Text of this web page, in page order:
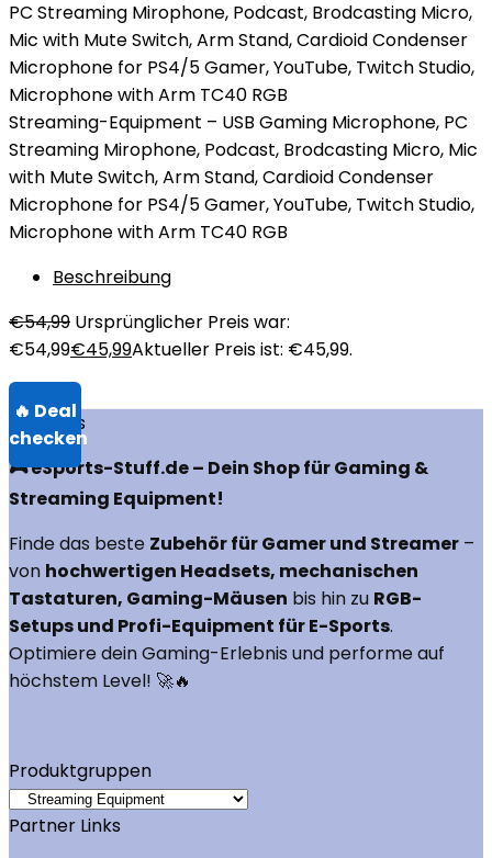
Streaming-Equipment – USB Gaming Microphone, PC
Streaming Mirophone, Podcast, Brodcasting Micro, Mic
with Mute Switch, Arm Stand, Cardioid Condenser
Microphone for PS4/5 Gamer, YouTube, Twitch Studio,
Microphone with Arm TC40 RGB
Beschreibung
€54,99 Ursprünglicher Preis war:
€54,99€45,99Aktueller Preis ist: €45,99.
Über uns
🎮 eSports-Stuff.de – Dein Shop für Gaming &
Streaming Equipment!
Finde das beste Zubehör für Gamer und Streamer –
von hochwertigen Headsets, mechanischen
Tastaturen, Gaming-Mäusen bis hin zu RGB-
Setups und Profi-Equipment für E-Sports.
Optimiere dein Gaming-Erlebnis und performe auf
höchstem Level! 🚀🔥
Produktgruppen
Partner Links